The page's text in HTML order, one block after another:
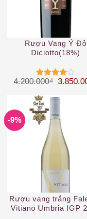
Rượu Vang Ý Đỏ
Diciotto(18%)
Được
45 sao
4.200.000₫ Giá
-9%
Rượu vang trắng
Vitiano Umbria IGP